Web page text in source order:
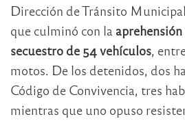
Dirección de Tránsito
que culminó con la aprehensión
secuestro de 54 vehículos,
motos. De los detenidos, dos
Código de Convivencia, tres
mientras que uno opuso